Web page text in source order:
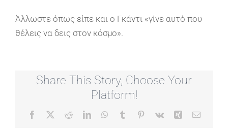
Άλλωστε όπως είπε και ο Γκάντι «γίνε αυτό που
θέλεις να δεις στον κόσμο».
Share This Story, Choose Your
Platform!
Facebook RedditLinkedInWhatsApp
Tumblr Pinterest
Vk Xing Email